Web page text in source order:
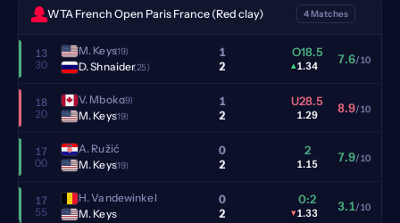
WTA French Open Paris France (Red clay) 4 Matches
13
30
M. Keys(19)
D. Shnaider(25)
1
2
O18.5
▴1.34 7.6/10
18
20
V. Mboko(9)
M. Keys(19)
1
2
U28.5
1.29 8.9/10
17
00
A. Ružić
M. Keys(19)
0
2
2
1.15 7.9/10
17
55
H. Vandewinkel
M. Keys
0
2
0:2
▾1.33 3.1/10